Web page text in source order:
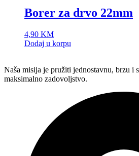
Borer za drvo 22mm
4,90 KM
Dodaj u korpu
Naša misija je pružiti jednostavnu, brzu i
maksimalno zadovoljstvo.